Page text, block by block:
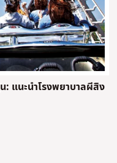
แนะนำโรงพยาบาลผีสิง